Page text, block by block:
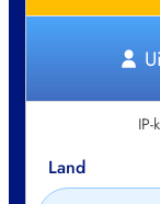
Land